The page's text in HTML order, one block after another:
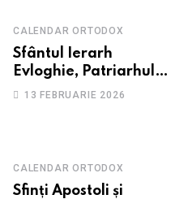
CALENDAR ORTODOX
Sfântul Ierarh
Evloghie, Patriarhul
Alexandriei
13 FEBRUARIE 2026
CALENDAR ORTODOX
Sfinți Apostoli și